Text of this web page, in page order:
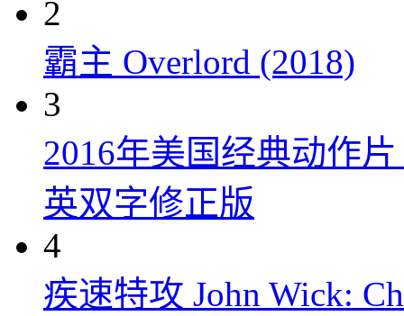
2
霸主 Overlord (2018)
3
2016年美国经典动作
英双字修正版
4
疾速特攻 John Wick: